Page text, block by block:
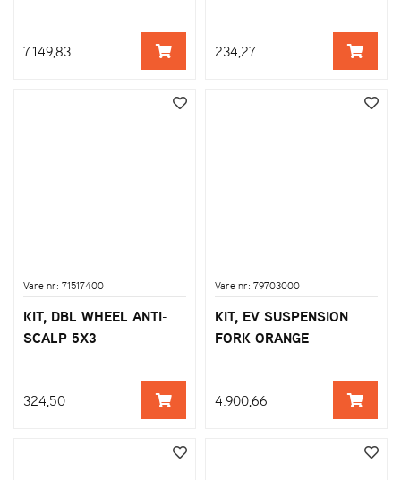
7.149,83 234,27
Vare nr: 71517400
KIT, DBL WHEEL ANTI-
SCALP 5X3
324,50
Vare nr: 79703000
KIT, EV SUSPENSION
FORK ORANGE
4.900,66